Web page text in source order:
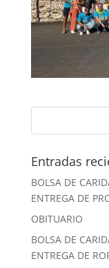
Entradas
BOLSA DE
ENTREGA DE
OBITUARIO
BOLSA DE
ENTREGA DE